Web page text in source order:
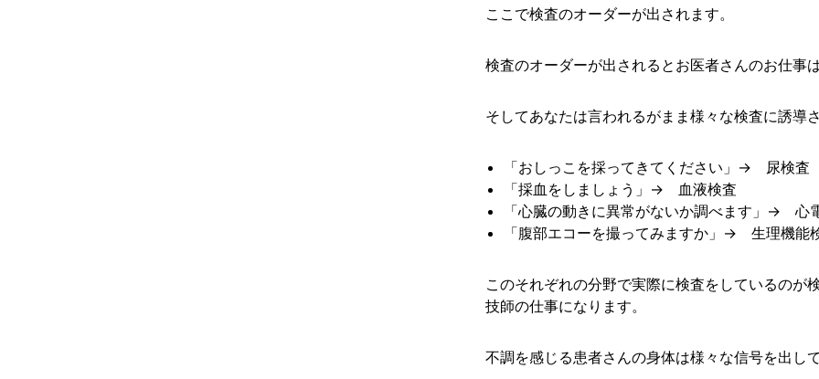
ここで検査のオーダーが出されます。
検査のオーダーが出されるとお医者さんのお仕事
そしてあなたは言われるがまま様々な検査に誘導
「おしっこを採ってきてください」→ 尿検査
「採血をしましょう」→ 血液検査
「心臓の動きに異常がないか調べます」→ 心
「腹部エコーを撮ってみますか」→ 生理機能
このそれぞれの分野で実際に検査をしているのが
技師の仕事になります。
不調を感じる患者さんの身体は様々な信号を出し